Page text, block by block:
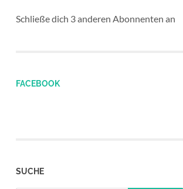
Schließe dich 3 anderen Abonnenten an
FACEBOOK
SUCHE